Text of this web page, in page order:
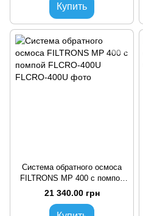
Купить
Система обратного осмоса
FILTRONS MP 400 с помпой
FLCRO-400U
21 340.00 грн